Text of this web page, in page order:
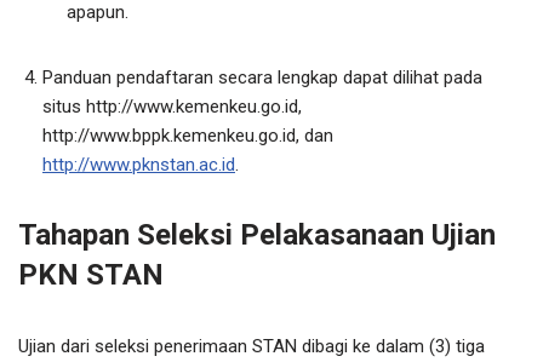
apapun.
Panduan pendaftaran secara lengkap dapat dilihat pada
situs http://www.kemenkeu.go.id,
http://www.bppk.kemenkeu.go.id, dan
http://www.pknstan.ac.id.
Tahapan Seleksi Pelakasanaan Ujian
PKN STAN
Ujian dari seleksi penerimaan STAN dibagi ke dalam (3) tiga